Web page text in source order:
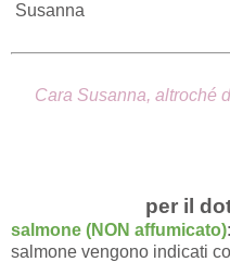
Susanna
Cara Susanna, altroché
per il
salmone (NON affumicato)
salmone vengono indicati